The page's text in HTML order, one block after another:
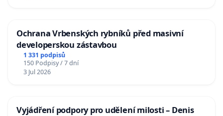
Ochrana Vrbenských rybníků před masivní
developerskou zástavbou
1 331 podpisů
150 Podpisy / 7 dní
3 Jul 2026
Vyjádření podpory pro udělení milosti – Denis